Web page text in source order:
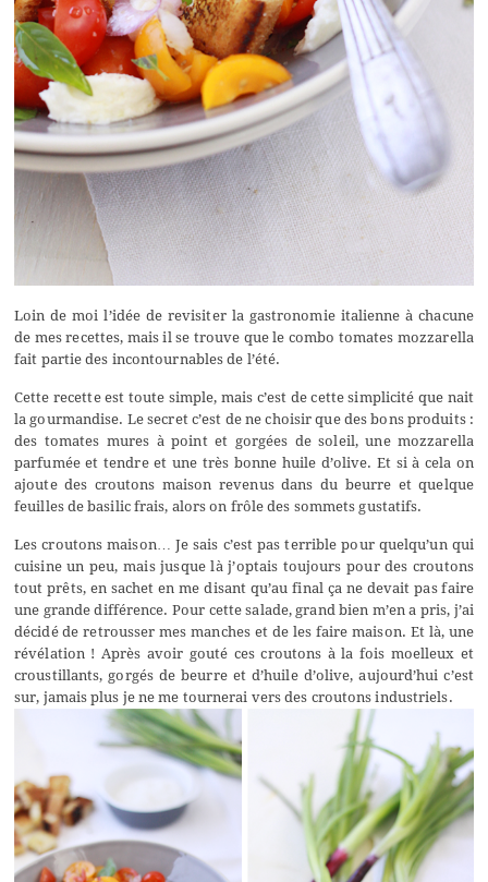
Loin de moi l’idée de revisiter la gastronomie italienne à chacune
de mes recettes, mais il se trouve que le combo tomates mozzarella
fait partie des incontournables de l’été.
Cette recette est toute simple, mais c’est de cette simplicité que nait
la gourmandise. Le secret c’est de ne choisir que des bons produits :
des tomates mures à point et gorgées de soleil, une mozzarella
parfumée et tendre et une très bonne huile d’olive. Et si à cela on
ajoute des croutons maison revenus dans du beurre et quelque
feuilles de basilic frais, alors on frôle des sommets gustatifs.
Les croutons maison… Je sais c’est pas terrible pour quelqu’un qui
cuisine un peu, mais jusque là j’optais toujours pour des croutons
tout prêts, en sachet en me disant qu’au final ça ne devait pas faire
une grande différence. Pour cette salade, grand bien m’en a pris, j’ai
décidé de retrousser mes manches et de les faire maison. Et là, une
révélation ! Après avoir gouté ces croutons à la fois moelleux et
croustillants, gorgés de beurre et d’huile d’olive, aujourd’hui c’est
sur, jamais plus je ne me tournerai vers des croutons industriels.